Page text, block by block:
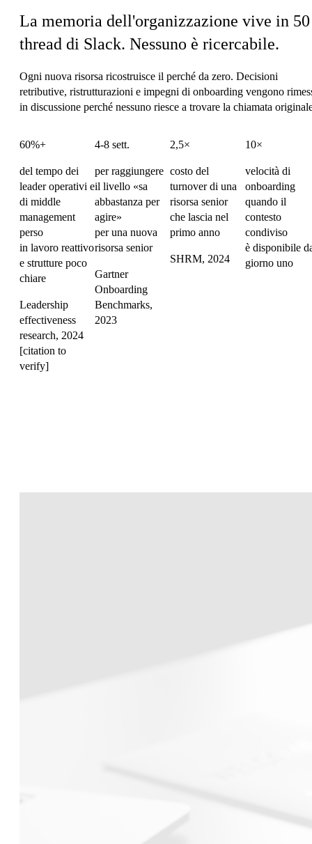
La memoria dell'organizzazione vive in 50
thread di Slack. Nessuno è ricercabile.
Ogni nuova risorsa ricostruisce il perché da zero. Decisioni
retributive, ristrutturazioni e impegni di onboarding vengono
in discussione perché nessuno riesce a trovare la chiamata
60%+
del tempo dei
leader operativi e
di middle
management
perso
in lavoro reattivo
e strutture poco
chiare
Leadership
effectiveness
research, 2024
[citation to
verify]
4-8 sett.
per raggiungere
il livello «sa
abbastanza per
agire»
per una nuova
risorsa senior
Gartner
Onboarding
Benchmarks,
2023
2,5×
costo del
turnover di una
risorsa senior
che lascia nel
primo anno
SHRM, 2024
10×
velocità di
onboarding
quando il
contesto
condiviso
è disponibile
giorno uno